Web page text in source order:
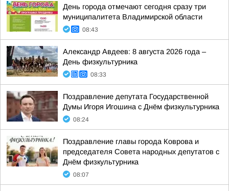
День города отмечают сегодня сразу три
муниципалитета Владимирской области
08:43
Александр Авдеев: 8 августа 2026 года –
День физкультурника
08:33
Поздравление депутата Государственной
Думы Игоря Игошина с Днём физкультурника
08:24
Поздравление главы города Коврова и
председателя Совета народных депутатов с
Днём физкультурника
08:07